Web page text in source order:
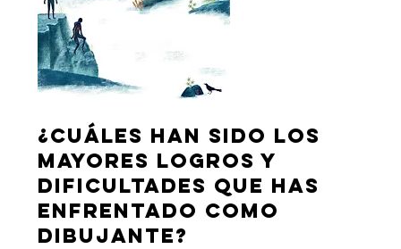
¿CUÁLES HAN SIDO LOS
MAYORES LOGROS Y
DIFICULTADES QUE HAS
ENFRENTADO COMO
DIBUJANTE?